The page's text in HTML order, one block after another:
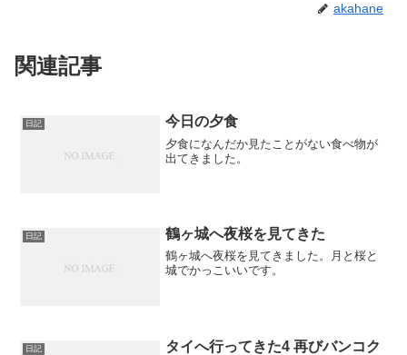
akahane
関連記事
日記 今日の夕食
夕食になんだか見たことがない食べ物が
出てきました。
日記 鶴ヶ城へ夜桜を見てきた
鶴ヶ城へ夜桜を見てきました。月と桜と
城でかっこいいです。
日記
タイへ行ってきた4 再びバンコク